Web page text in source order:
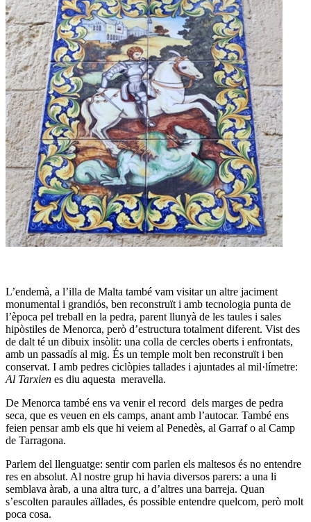
L’endemà, a l’illa de Malta també vam visitar un altre jaciment
monumental i grandiós, ben reconstruït i amb tecnologia punta de
l’època pel treball en la pedra, parent llunyà de les taules i sales
hipòstiles de Menorca, però d’estructura totalment diferent. Vist des
de dalt té un dibuix insòlit: una colla de cercles oberts i enfrontats,
amb un passadís al mig. És un temple molt ben reconstruït i ben
conservat. I amb pedres ciclòpies tallades i ajuntades al mil·límetre:
Al Tarxien es diu aquesta meravella.
De Menorca també ens va venir el record dels marges de pedra
seca, que es veuen en els camps, anant amb l’autocar. També ens
feien pensar amb els que hi veiem al Penedès, al Garraf o al Camp
de Tarragona.
Parlem del llenguatge: sentir com parlen els maltesos és no entendre
res en absolut. Al nostre grup hi havia diversos parers: a una li
semblava àrab, a una altra turc, a d’altres una barreja. Quan
s’escolten paraules aïllades, és possible entendre quelcom, però molt
poca cosa.